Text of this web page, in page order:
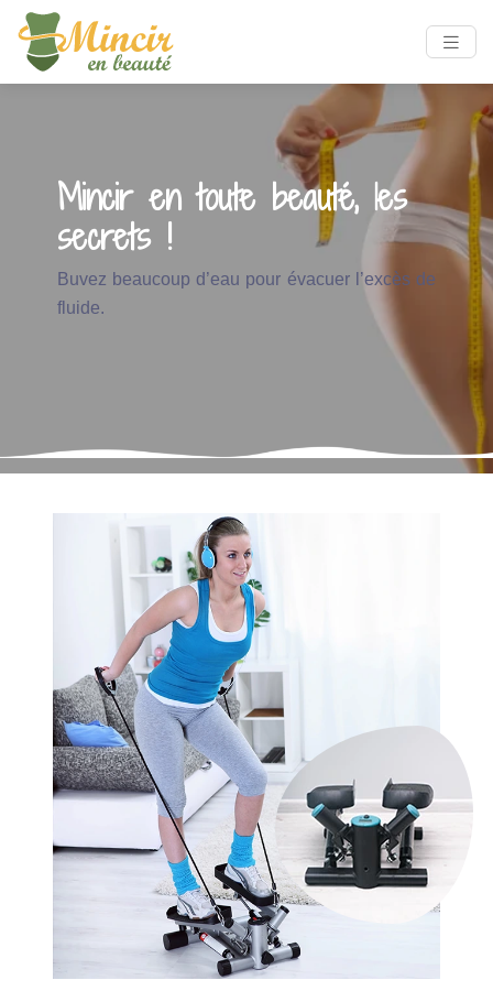
Mincir en toute beauté, les
secrets !
Buvez beaucoup d’eau pour évacuer l’excès de
fluide.